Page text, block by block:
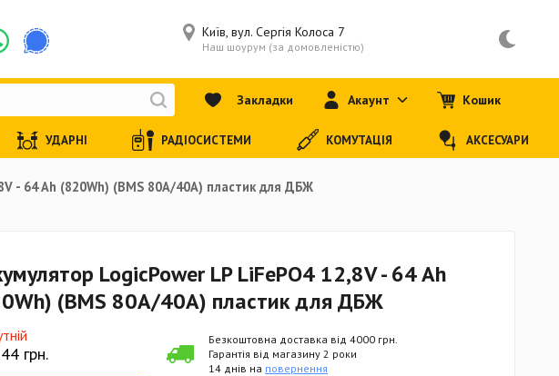
- 64 Ah (820Wh) (BMS 80A/40А) пластик для ДБЖ
LogicPower LP LiFePO4 12,8V - 64 Ah
(BMS 80A/40А) пластик для ДБЖ
грн.
Безкоштовна доставка від 4000 грн.
Гарантія від магазину 2 роки
14 днів на повернення
Київ, вул. Сергія Колоса 7
Наш шоурум (за домовленістю)
Закладки Акаунт Кошик
УДАРНІ РАДІОСИСТЕМИ КОМУТАЦІЯ АКСЕСУАРИ